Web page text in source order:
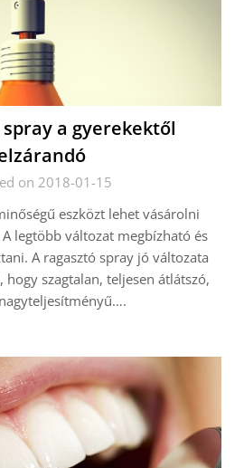
a gyerekektől
on 2018-01-15
eszközt lehet vásárolni
legtöbb változat megbízható és
A ragasztó spray jó változata
szagtalan, teljesen átlátszó,